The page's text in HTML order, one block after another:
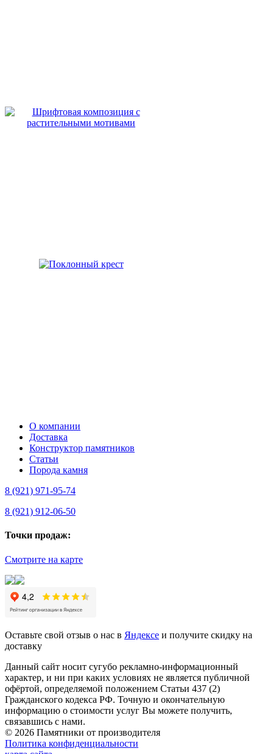
О компании
Доставка
Конструктор памятников
Статьи
Порода камня
8 (921) 971-95-74
8 (921) 912-06-50
Точки продаж:
Смотрите на карте
Оставьте свой отзыв о нас в Яндексе и получите скидку на
доставку
Данный сайт носит сугубо рекламно-информационный
характер, и ни при каких условиях не является публичной
офёртой, определяемой положением Статьи 437 (2)
Гражданского кодекса РФ. Точную и окончательную
информацию о стоимости услуг Вы можете получить,
связавшись с нами.
© 2026 Памятники от производителя
Политика конфиденциальности